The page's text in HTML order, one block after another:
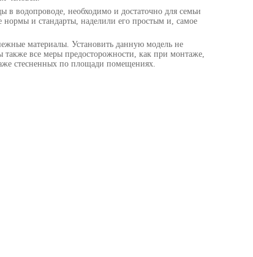
в водопроводе, необходимо и достаточно для семьи
нормы и стандарты, наделили его простым и, самое
материалы. Установить данную модель не
также все меры предосторожности, как при монтаже,
стесненных по площади помещениях.